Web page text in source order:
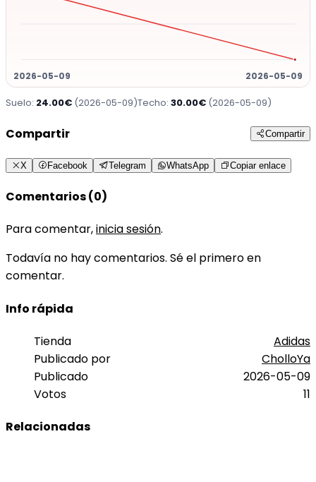
2026-05-09 2026-05-09
Suelo: 24.00€ (2026-05-09)Techo: 30.00€ (2026-05-09)
Compartir Compartir
X Facebook Telegram WhatsApp Copiar enlace
Comentarios (0)
Para comentar,inicia sesión.
Todavía no hay comentarios. Sé el primero en
comentar.
Info rápida
Tienda
Adidas
Publicado por
CholloYa
Publicado
2026-05-09
Votos
11
Relacionadas